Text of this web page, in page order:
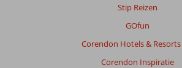
Stip Reizen
GOfun
Corendon Hotels & Resorts
Corendon Inspiratie